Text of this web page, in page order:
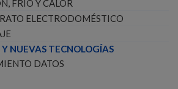
FRÍO Y CALOR
ELECTRODOMÉSTICO
NUEVAS TECNOLOGÍAS
DATOS